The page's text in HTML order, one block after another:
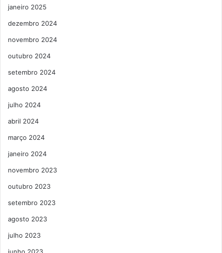
janeiro 2025
dezembro 2024
novembro 2024
outubro 2024
setembro 2024
agosto 2024
julho 2024
abril 2024
março 2024
janeiro 2024
novembro 2023
outubro 2023
setembro 2023
agosto 2023
julho 2023
junho 2023